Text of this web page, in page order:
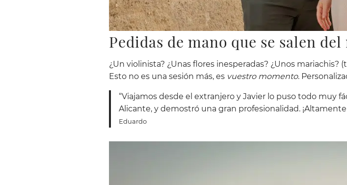
Pedidas de mano que se salen
¿Un violinista? ¿Unas flores inesperadas? ¿Unos mariachis?
Esto no es una sesión más, es vuestro momento.
“Viajamos desde el extranjero y Javier lo puso todo muy
Alicante, y demostró una gran profesionalidad.
Eduardo